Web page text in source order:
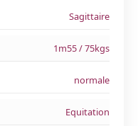
Sagittaire
1m55 / 75kgs
normale
Equitation